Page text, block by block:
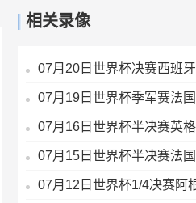
相关录像